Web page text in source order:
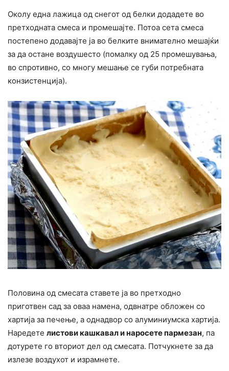
Околу една лажица од снегот од белки додадете во
претходната смеса и промешајте. Потоа сета смеса
постепено додавајте ја во белките внимателно мешајќи
за да остане воздушесто (помалку од 25 промешувања,
во спротивно, со многу мешање се губи потребната
конзистенција).
Половина од смесата ставете ја во претходно
приготвен сад за оваа намена, одвнатре обложен со
хартија за печење, а однадвор со алуминиумска хартија.
Наредете листови кашкавал и наросете пармезан, па
дотурете го вториот дел од смесата. Потчукнете за да
излезе воздухот и израмнете.